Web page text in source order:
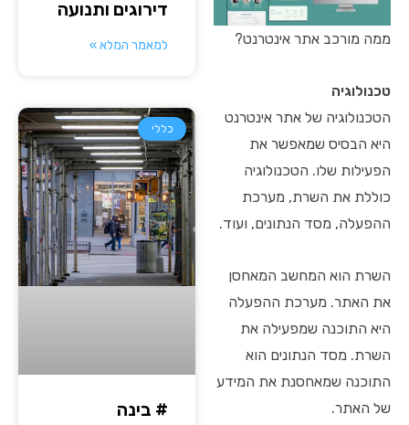
ממה מורכב אתר אינטרנט?
טכנולוגיה
הטכנולוגיה של אתר אינטרנט
היא הבסיס שמאפשר את
הפעילות שלו. הטכנולוגיה
כוללת את השרת, מערכת
ההפעלה, מסד הנתונים, ועוד.
השרת הוא המחשב המאחסן
את האתר. מערכת ההפעלה
היא התוכנה שמפעילה את
השרת. מסד הנתונים הוא
התוכנה שמאחסנת את המידע
של האתר.
דירוגים ותנועה
למאמר המלא »
כללי
# בינה